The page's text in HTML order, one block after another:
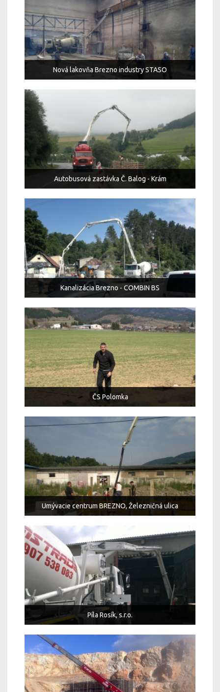
Nová lakovňa Brezno industry STASO
Autobusová zastávka Č. Balog - Krám
Kanalizácia Brezno - COMBIN BS
ČS Polomka
Umývacie centrum BREZNO, Železničná ulica
Píla Rosík, s.r.o.